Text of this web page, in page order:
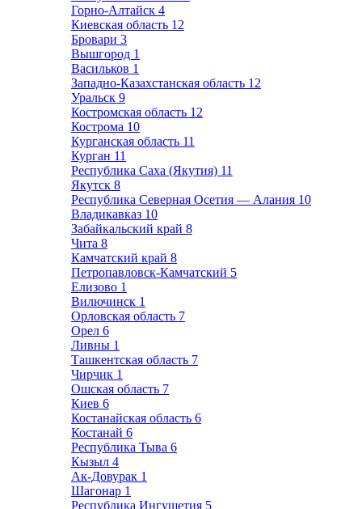
Горно-Алтайск 4
Киевская область 12
Бровари 3
Вышгород 1
Васильков 1
Западно-Казахстанская область 12
Уральск 9
Костромская область 12
Кострома 10
Курганская область 11
Курган 11
Республика Саха (Якутия) 11
Якутск 8
Республика Северная Осетия — Алания 10
Владикавказ 10
Забайкальский край 8
Чита 8
Камчатский край 8
Петропавловск-Камчатский 5
Елизово 1
Вилючинск 1
Орловская область 7
Орел 6
Ливны 1
Ташкентская область 7
Чирчик 1
Ошская область 7
Киев 6
Костанайская область 6
Костанай 6
Республика Тыва 6
Кызыл 4
Ак-Довурак 1
Шагонар 1
Республика Ингушетия 5